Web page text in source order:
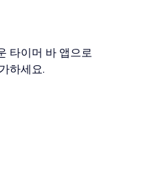
타이머 바 앱으로
하세요.